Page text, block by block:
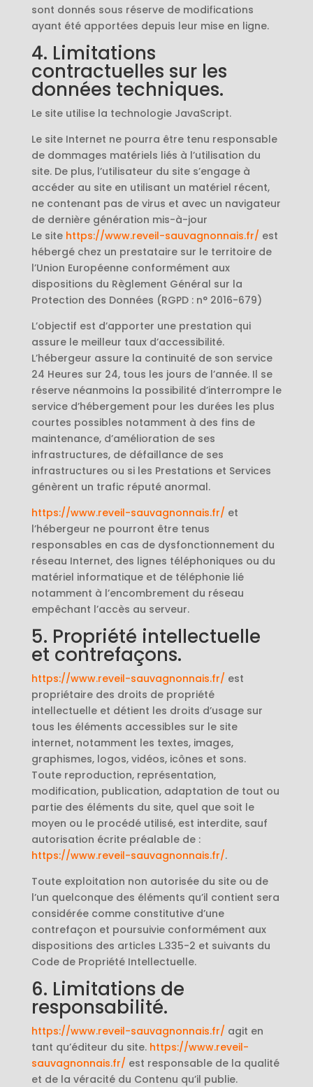
sont donnés sous réserve de modifications
ayant été apportées depuis leur mise en ligne.
4. Limitations
contractuelles sur les
données techniques.
Le site utilise la technologie JavaScript.
Le site Internet ne pourra être tenu responsable
de dommages matériels liés à l’utilisation du
site. De plus, l’utilisateur du site s’engage à
accéder au site en utilisant un matériel récent,
ne contenant pas de virus et avec un navigateur
de dernière génération mis-à-jour
Le site https://www.reveil-sauvagnonnais.fr/ est
hébergé chez un prestataire sur le territoire de
l’Union Européenne conformément aux
dispositions du Règlement Général sur la
Protection des Données (RGPD : n° 2016-679)
L’objectif est d’apporter une prestation qui
assure le meilleur taux d’accessibilité.
L’hébergeur assure la continuité de son service
24 Heures sur 24, tous les jours de l’année. Il se
réserve néanmoins la possibilité d’interrompre le
service d’hébergement pour les durées les plus
courtes possibles notamment à des fins de
maintenance, d’amélioration de ses
infrastructures, de défaillance de ses
infrastructures ou si les Prestations et Services
génèrent un trafic réputé anormal.
https://www.reveil-sauvagnonnais.fr/ et
l’hébergeur ne pourront être tenus
responsables en cas de dysfonctionnement du
réseau Internet, des lignes téléphoniques ou du
matériel informatique et de téléphonie lié
notamment à l’encombrement du réseau
empêchant l’accès au serveur.
5. Propriété intellectuelle
et contrefaçons.
https://www.reveil-sauvagnonnais.fr/ est
propriétaire des droits de propriété
intellectuelle et détient les droits d’usage sur
tous les éléments accessibles sur le site
internet, notamment les textes, images,
graphismes, logos, vidéos, icônes et sons.
Toute reproduction, représentation,
modification, publication, adaptation de tout ou
partie des éléments du site, quel que soit le
moyen ou le procédé utilisé, est interdite, sauf
autorisation écrite préalable de :
https://www.reveil-sauvagnonnais.fr/.
Toute exploitation non autorisée du site ou de
l’un quelconque des éléments qu’il contient sera
considérée comme constitutive d’une
contrefaçon et poursuivie conformément aux
dispositions des articles L.335-2 et suivants du
Code de Propriété Intellectuelle.
6. Limitations de
responsabilité.
https://www.reveil-sauvagnonnais.fr/ agit en
tant qu’éditeur du site. https://www.reveil-
sauvagnonnais.fr/ est responsable de la qualité
et de la véracité du Contenu qu’il publie.